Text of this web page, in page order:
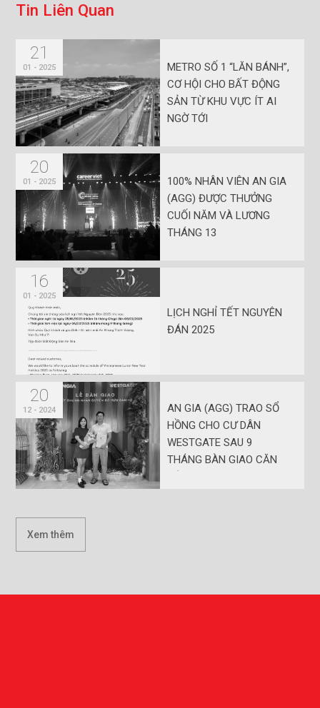
Tin Liên Quan
21
01 - 2025
METRO SỐ 1 “LĂN BÁNH”,
CƠ HỘI CHO BẤT ĐỘNG
SẢN TỪ KHU VỰC ÍT AI
NGỜ TỚI
20
01 - 2025
100% NHÂN VIÊN AN GIA
(AGG) ĐƯỢC THƯỞNG
CUỐI NĂM VÀ LƯƠNG
THÁNG 13
16
01 - 2025
LỊCH NGHỈ TẾT NGUYÊN
ĐÁN 2025
20
12 - 2024
AN GIA (AGG) TRAO SỔ
HỒNG CHO CƯ DÂN
WESTGATE SAU 9
THÁNG BÀN GIAO CĂN
Xem thêm